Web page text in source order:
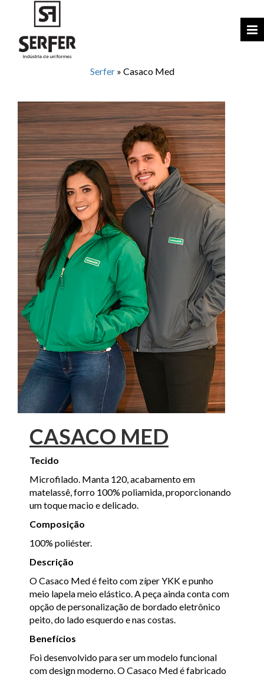
Serfer» Casaco Med
CASACO MED
Tecido
Microfilado. Manta 120, acabamento em
matelassê, forro 100% poliamida, proporcionando
um toque macio e delicado.
Composição
100% poliéster.
Descrição
O Casaco Med é feito com zíper YKK e punho
meio lapela meio elástico. A peça ainda conta com
opção de personalização de bordado eletrônico
peito, do lado esquerdo e nas costas.
Benefícios
Foi desenvolvido para ser um modelo funcional
com design moderno. O Casaco Med é fabricado